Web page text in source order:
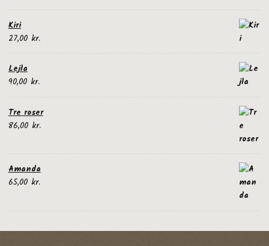
Kiri
27,00 kr.
Lejla
90,00 kr.
Tre roser
86,00 kr.
Amanda
65,00 kr.